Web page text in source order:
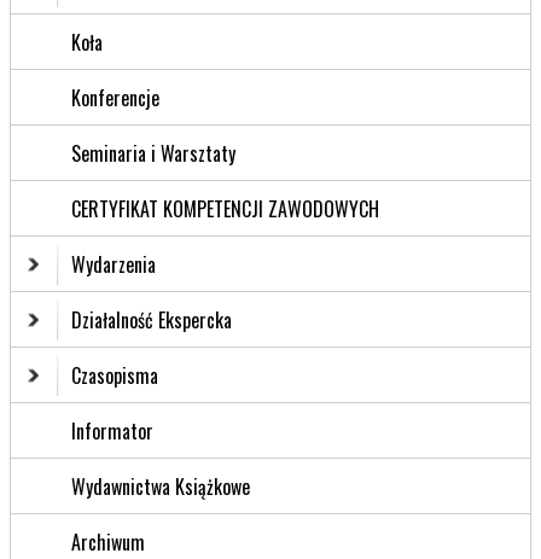
Koła
Konferencje
Seminaria i Warsztaty
CERTYFIKAT KOMPETENCJI ZAWODOWYCH
Wydarzenia
Działalność Ekspercka
Czasopisma
Informator
Wydawnictwa Książkowe
Archiwum